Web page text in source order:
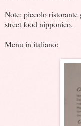
Note: piccolo ristorante
street food nipponico.
Menu in italiano: